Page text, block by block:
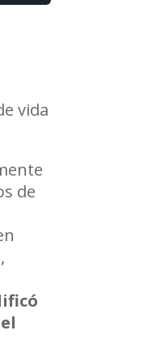
vida
de
ó
el